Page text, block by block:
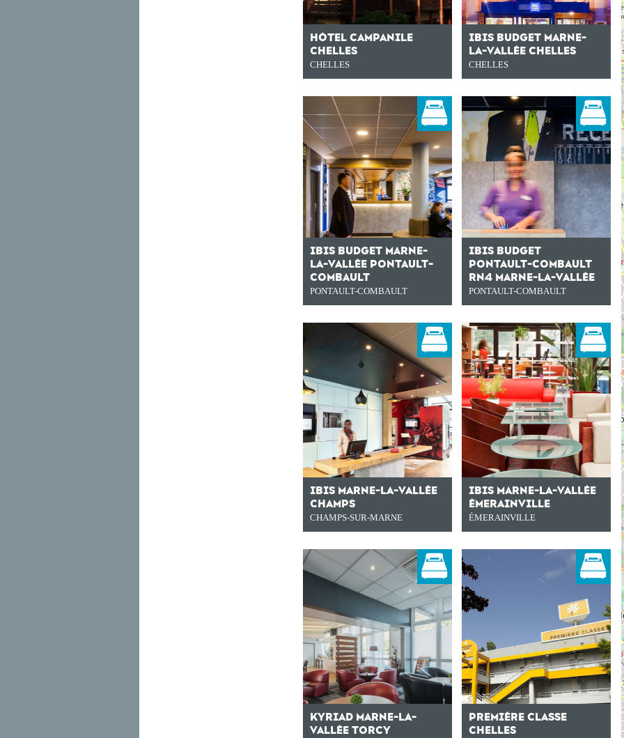
HÔTEL CAMPANILE
CHELLES
CHELLES
IBIS BUDGET MARNE-
LA-VALLÉE CHELLES
CHELLES
IBIS BUDGET MARNE-
LA-VALLÉE PONTAULT-
COMBAULT
PONTAULT-COMBAULT
IBIS BUDGET
PONTAULT-COMBAULT
RN4 MARNE-LA-VALLÉE
PONTAULT-COMBAULT
IBIS MARNE-LA-VALLÉE
CHAMPS
CHAMPS-SUR-MARNE
IBIS MARNE-LA-VALLÉE
ÉMERAINVILLE
ÉMERAINVILLE
KYRIAD MARNE-LA-
VALLÉE TORCY
PREMIÈRE CLASSE
CHELLES